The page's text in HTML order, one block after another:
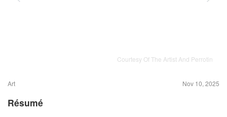
Courtesy Of The Artist And Perrotin
Art Nov 10, 2025
Résumé